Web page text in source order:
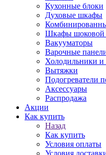
Кухонные блоки
Духовые шкафы
Шкафы шоковой
Вакууматоры
Варочные
Холодильники и
Вытяжки
Подогреватели
Аксессуары
Распродажа
Акции
Как купить
Назад
Как купить
Условия оплаты
Условия